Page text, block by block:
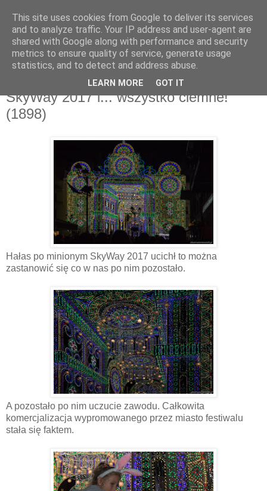
poniedziałek, 28 sierpnia 2017
SkyWay 2017 i... wszystko ciemne!
(1898)
Hałas po minionym SkyWay 2017 ucichł to można
zastanowić się co w nas po nim pozostało.
A pozostało po nim uczucie zawodu. Całkowita
komercjalizacja wypromowanego przez miasto festiwalu
stała się faktem.
This site uses cookies from Google to deliver its services
and to analyze traffic. Your IP address and user-agent are
shared with Google along with performance and security
metrics to ensure quality of service, generate usage
statistics, and to detect and address abuse.
LEARN MORE GOT IT